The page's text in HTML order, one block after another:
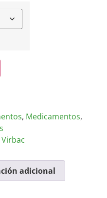
, Medicamentos,
Virbac
adicional